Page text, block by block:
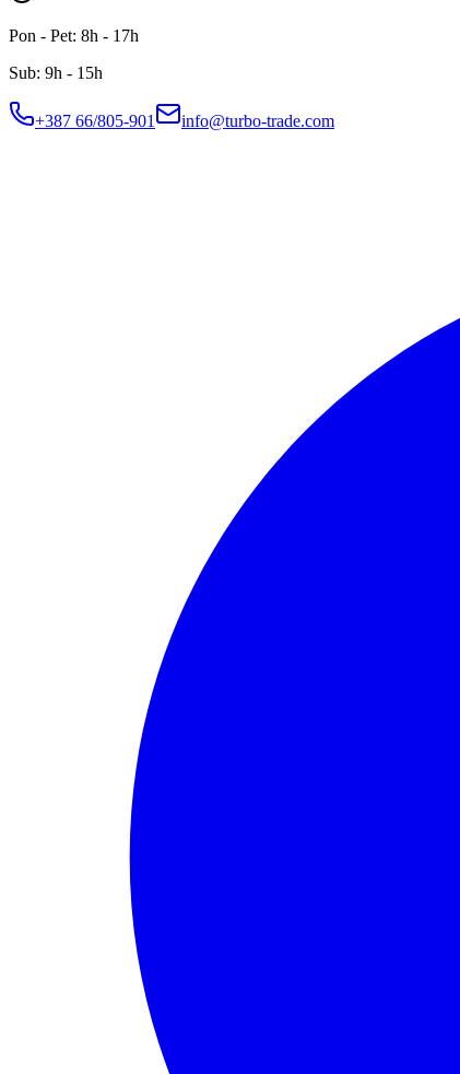
Pon - Pet: 8h - 17h
Sub: 9h - 15h
+387 66/805-901 info@turbo-trade.com